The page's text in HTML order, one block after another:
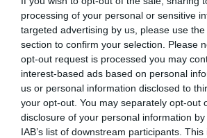
processing of your personal or sensitive
targeted advertising by us, please use
section to confirm your selection. Please
opt-out request is processed you may
interest-based ads based on personal
us or personal information disclosed to
your opt-out. You may separately opt-out
disclosure of your personal information
IAB’s list of downstream participants.